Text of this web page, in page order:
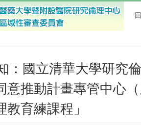
：國立清華大學研究
意推動計畫專管中心
育練課程」